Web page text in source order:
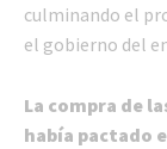
culminando el
el gobierno del
La compra de
había pactado